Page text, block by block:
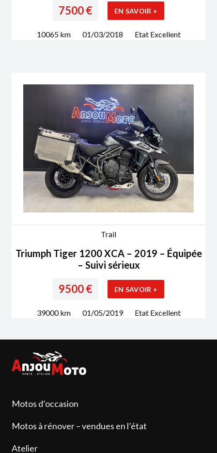
7500€ EN SAVOIR +
10065km 01/03/2018 Etat Excellent
Trail
Triumph Tiger 1200 XCA – 2019 – Équipée
– Suivi sérieux
9500€ EN SAVOIR +
39000km 01/05/2019 Etat Excellent
Motos d’occasion
Motos à rénover – vendues en l’état
Atelier